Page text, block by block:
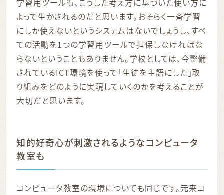
よって生かされるのだと思います。おそらく一斉学習
にしか使えないというシステムはないでしょうし、すべ
ての活動を1つの学習用ツールで担保しなければな
らないということもありません。学校としては、今整備
されているICT環境を使って「生徒を主語にした」取
り組みをどのように実現していくのかを考えることが
大切だと思います。
知的好奇心が刺激されるようなコンピュータ
教室も
コンピュータ教室の環境についても同じです。元来コ